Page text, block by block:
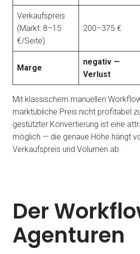
Verkaufspreis
(Markt: 8–15
€/Seite)
200–375 €
Marge
negativ —
Verlust
Mit klassischem manuellen
marktübliche Preis nicht profitabel
gestützter Konvertierung ist eine
möglich — die genaue Höhe hängt
Verkaufspreis und Volumen ab.
Der
Agenturen